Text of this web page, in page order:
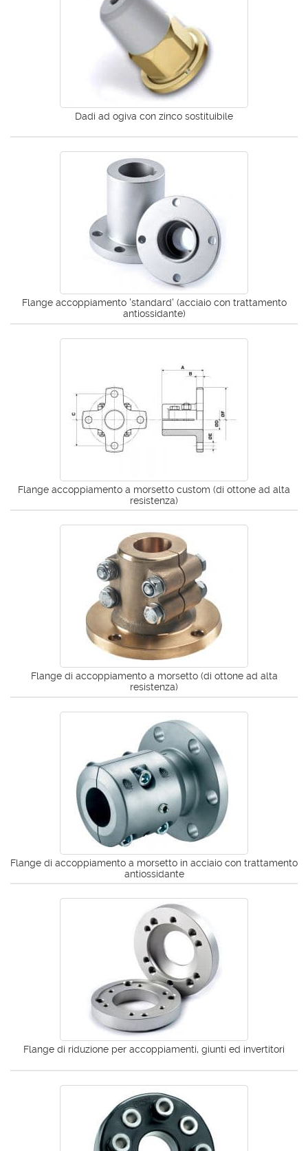
Dadi ad ogiva con zinco sostituibile
Flange accoppiamento 'standard' (acciaio con trattamento
antiossidante)
Flange accoppiamento a morsetto custom (di ottone ad alta
resistenza)
Flange di accoppiamento a morsetto (di ottone ad alta
resistenza)
Flange di accoppiamento a morsetto in acciaio con trattamento
antiossidante
Flange di riduzione per accoppiamenti, giunti ed invertitori